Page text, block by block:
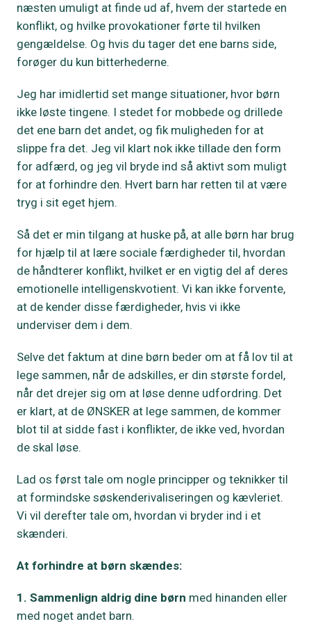
næsten umuligt at finde ud af, hvem der startede en
konflikt, og hvilke provokationer førte til hvilken
gengældelse. Og hvis du tager det ene barns side,
forøger du kun bitterhederne.
Jeg har imidlertid set mange situationer, hvor børn
ikke løste tingene. I stedet for mobbede og drillede
det ene barn det andet, og fik muligheden for at
slippe fra det. Jeg vil klart nok ikke tillade den form
for adfærd, og jeg vil bryde ind så aktivt som muligt
for at forhindre den. Hvert barn har retten til at være
tryg i sit eget hjem.
Så det er min tilgang at huske på, at alle børn har brug
for hjælp til at lære sociale færdigheder til, hvordan
de håndterer konflikt, hvilket er en vigtig del af deres
emotionelle intelligenskvotient. Vi kan ikke forvente,
at de kender disse færdigheder, hvis vi ikke
underviser dem i dem.
Selve det faktum at dine børn beder om at få lov til at
lege sammen, når de adskilles, er din største fordel,
når det drejer sig om at løse denne udfordring. Det
er klart, at de ØNSKER at lege sammen, de kommer
blot til at sidde fast i konflikter, de ikke ved, hvordan
de skal løse.
Lad os først tale om nogle principper og teknikker til
at formindske søskenderivaliseringen og kævleriet.
Vi vil derefter tale om, hvordan vi bryder ind i et
skænderi.
At forhindre at børn skændes:
1. Sammenlign aldrig dine børn med hinanden eller
med noget andet barn.